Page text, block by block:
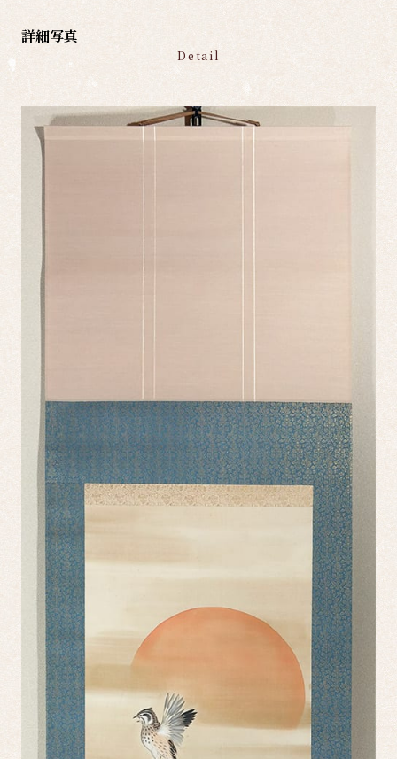
詳細写真
Detail